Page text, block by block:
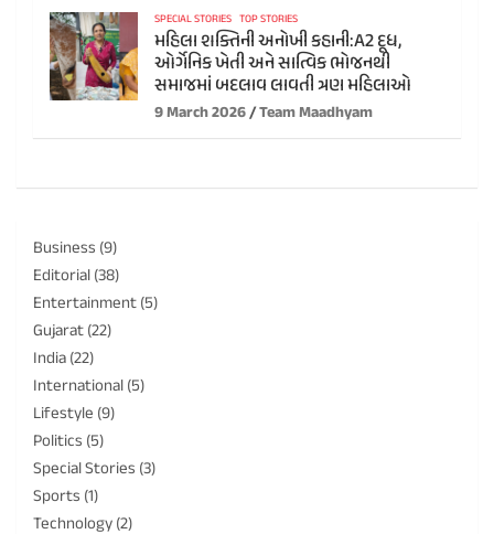
SPECIAL STORIES TOP STORIES
મહિલા શક્તિની અનોખી કહાની:A2 દૂધ,
ઓર્ગેનિક ખેતી અને સાત્વિક ભોજનથી
સમાજમાં બદલાવ લાવતી ત્રણ મહિલાઓ
9 March 2026 Team Maadhyam
Business (9)
Editorial(38)
Entertainment(5)
Gujarat(22)
India(22)
International(5)
Lifestyle (9)
Politics (5)
Special Stories (3)
Sports (1)
Technology(2)